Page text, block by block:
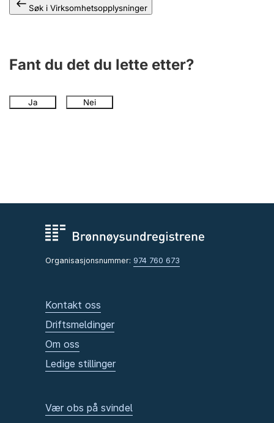
Søk i Virksomhetsopplysninger
Fant du det du lette etter?
Ja Nei
Organisasjonsnummer: 974 760 673
Kontakt oss
Driftsmeldinger
Om oss
Ledige stillinger
Vær obs på svindel